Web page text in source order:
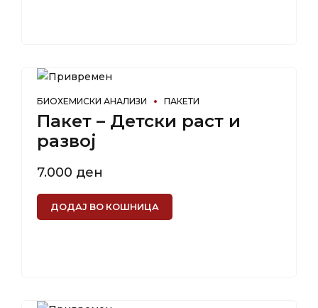
БИОХЕМИСКИ АНАЛИЗИ ПАКЕТИ
Пакет – Детски раст и
развој
7.000 ден
ДОДАЈ ВО КОШНИЦА